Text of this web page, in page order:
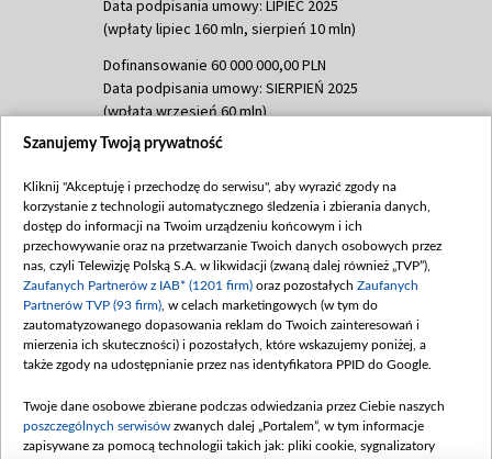
Data podpisania umowy: LIPIEC 2025
(wpłaty lipiec 160 mln, sierpień 10 mln)
Dofinansowanie 60 000 000,00 PLN
Data podpisania umowy: SIERPIEŃ 2025
(wpłata wrzesień 60 mln)
Dofinansowanie 635 783 051,21 PLN
(wpłata wrzesień 100 mln, październik 350
mln, listopad 265 mln)
Dofinansowanie 48 862 000,00 PLN
Data podpisania umowy: GRUDZIEŃ 2025
(wpłata grudzień 60,548 mln)
Dofinansowanie 900 000 000,00 PLN
Data podpisania umowy: LUTY 2026 (wpłata
kwiecień 180 mln, 7 maja 180 mln, 8
czerwca 90 mln)
Szanujemy Twoją prywatność
Kliknij "Akceptuję i przechodzę do serwisu", aby wyrazić zgody na
korzystanie z technologii automatycznego śledzenia i zbierania danych,
dostęp do informacji na Twoim urządzeniu końcowym i ich
przechowywanie oraz na przetwarzanie Twoich danych osobowych przez
nas, czyli Telewizję Polską S.A. w likwidacji (zwaną dalej również „TVP”),
Zaufanych Partnerów z IAB* (1201 firm) oraz pozostałych Zaufanych
Partnerów TVP (93 firm) , w celach marketingowych (w tym do
zautomatyzowanego dopasowania reklam do Twoich zainteresowań i
mierzenia ich skuteczności) i pozostałych, które wskazujemy poniżej, a
także zgody na udostępnianie przez nas identyfikatora PPID do Google.
Twoje dane osobowe zbierane podczas odwiedzania przez Ciebie naszych
poszczególnych serwisów zwanych dalej „Portalem”, w tym informacje
zapisywane za pomocą technologii takich jak: pliki cookie, sygnalizatory